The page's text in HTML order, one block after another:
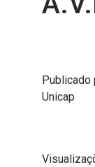
Publicado
Unicap